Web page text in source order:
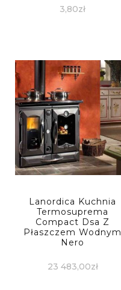
3,80zł
Lanordica Kuchnia
Termosuprema
Compact Dsa Z
Płaszczem Wodnym
Nero
23 483,00zł